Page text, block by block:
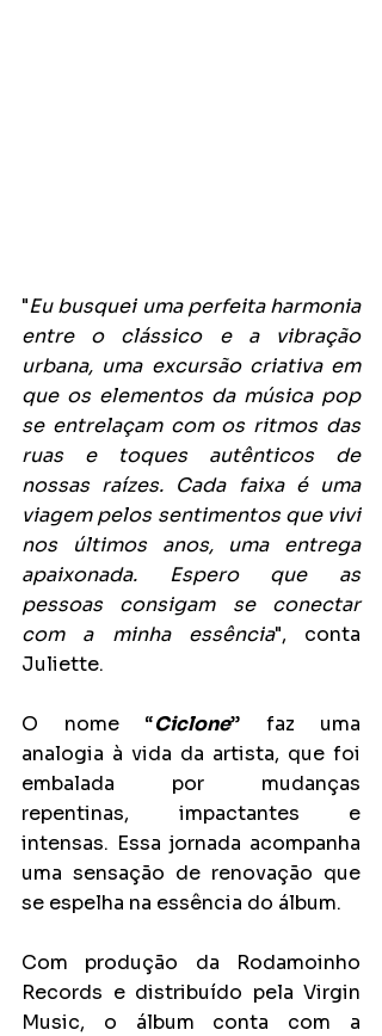
"Eu busquei uma perfeita harmonia
entre o clássico e a vibração
urbana, uma excursão criativa em
que os elementos da música pop
se entrelaçam com os ritmos das
ruas e toques autênticos de
nossas raízes. Cada faixa é uma
viagem pelos sentimentos que vivi
nos últimos anos, uma entrega
apaixonada. Espero que as
pessoas consigam se conectar
com a minha essência", conta
Juliette.
O nome “Ciclone” faz uma
analogia à vida da artista, que foi
embalada por mudanças
repentinas, impactantes e
intensas. Essa jornada acompanha
uma sensação de renovação que
se espelha na essência do álbum.
Com produção da Rodamoinho
Records e distribuído pela Virgin
Music, o álbum conta com a